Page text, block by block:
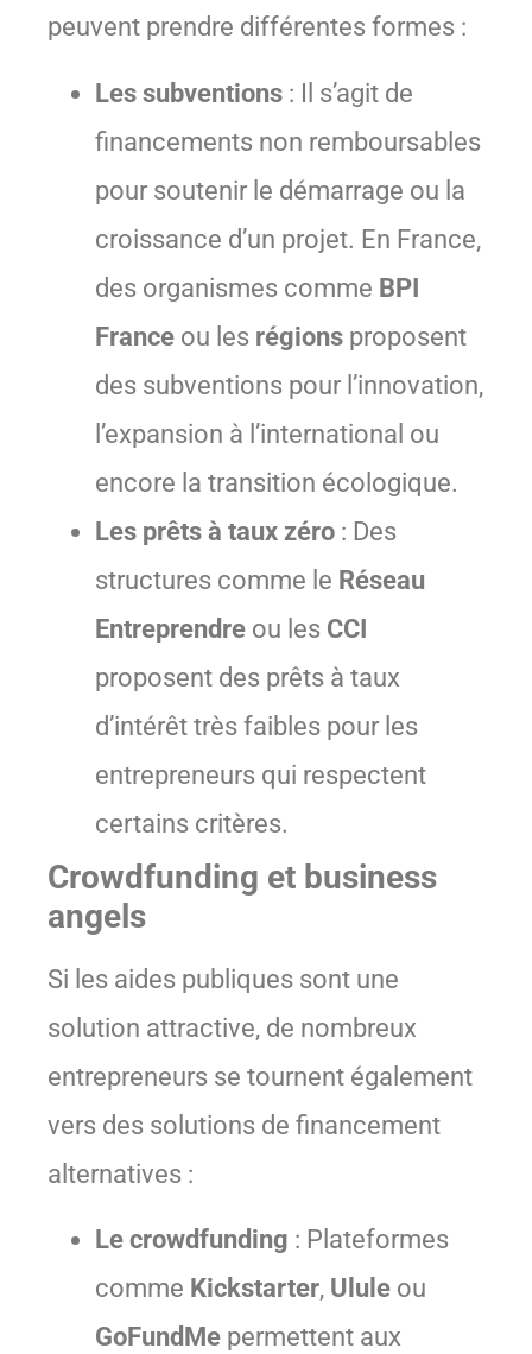
peuvent prendre différentes formes :
Les subventions : Il s’agit de
financements non remboursables
pour soutenir le démarrage ou la
croissance d’un projet. En France,
des organismes comme BPI
France ou les régions proposent
des subventions pour l’innovation,
l’expansion à l’international ou
encore la transition écologique.
Les prêts à taux zéro : Des
structures comme le Réseau
Entreprendre ou les CCI
proposent des prêts à taux
d’intérêt très faibles pour les
entrepreneurs qui respectent
certains critères.
Crowdfunding et business
angels
Si les aides publiques sont une
solution attractive, de nombreux
entrepreneurs se tournent également
vers des solutions de financement
alternatives :
Le crowdfunding : Plateformes
comme Kickstarter, Ulule ou
GoFundMe permettent aux